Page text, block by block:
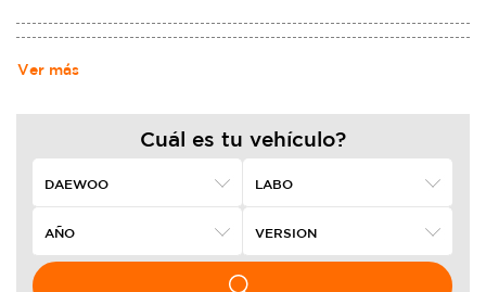
Ver más
Cuál es tu vehículo?